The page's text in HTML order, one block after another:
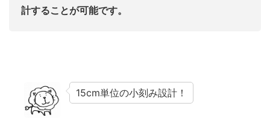
計することが可能です。
15cm単位の小刻み設計！